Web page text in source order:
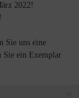
2022!
Sie uns eine
Sie ein Exemplar